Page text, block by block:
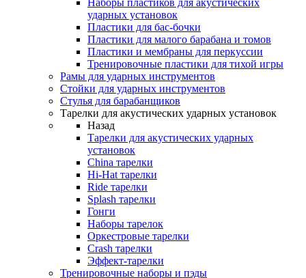
Наборы пластиков для акустических
ударных установок
Пластики для бас-бочки
Пластики для малого барабана и томов
Пластики и мембраны для перкуссии
Тренировочные пластики для тихой игры
Рамы для ударных инструментов
Стойки для ударных инструментов
Стулья для барабанщиков
Тарелки для акустических ударных установок
Назад
Тарелки для акустических ударных
установок
China тарелки
Hi-Hat тарелки
Ride тарелки
Splash тарелки
Гонги
Наборы тарелок
Оркестровые тарелки
Сrash тарелки
Эффект-тарелки
Тренировочные наборы и пэды